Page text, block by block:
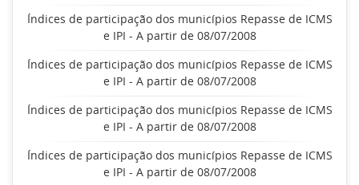
Índices de participação dos municípios Repasse de ICMS
e IPI - A partir de 08/07/2008
Índices de participação dos municípios Repasse de ICMS
e IPI - A partir de 08/07/2008
Índices de participação dos municípios Repasse de ICMS
e IPI - A partir de 08/07/2008
Índices de participação dos municípios Repasse de ICMS
e IPI - A partir de 08/07/2008